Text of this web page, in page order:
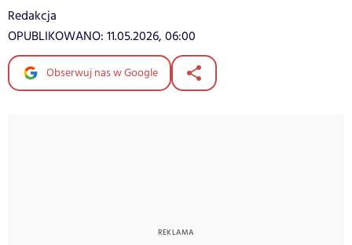
Redakcja
OPUBLIKOWANO: 11.05.2026, 06:00
Obserwuj nas w Google